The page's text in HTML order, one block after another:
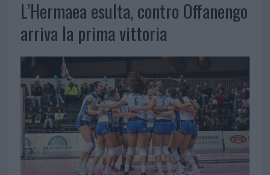
L’Hermaea esulta, contro Offanengo
arriva la prima vittoria